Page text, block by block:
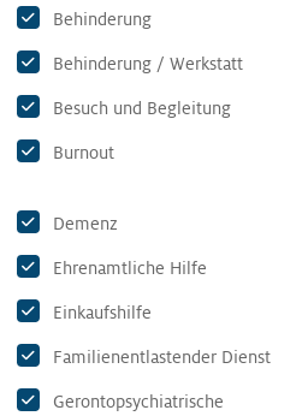
Behinderung
Behinderung / Werkstatt
Besuch und Begleitung
Burnout
Demenz
Ehrenamtliche Hilfe
Einkaufshilfe
Familienentlastender Dienst
Gerontopsychiatrische